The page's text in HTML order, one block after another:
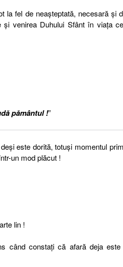
la fel de neașteptată, necesară și
venirea Duhului Sfânt în viața
pământul !”
este dorită, totuși momentul
un mod plăcut !
lin !
când constați că afară deja